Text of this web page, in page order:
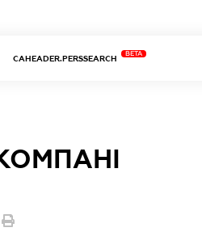
CAHEADER.PERSSEARCH
BETA